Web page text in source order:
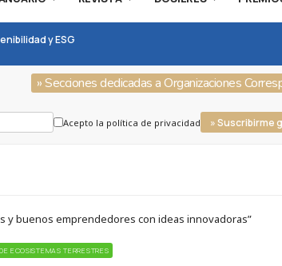
y ESG
» Secciones dedicadas a Organizaciones
Acepto la política de privacidad » Suscribirme
y buenos emprendedores con ideas innovadoras”
ECOSISTEMAS TERRESTRES